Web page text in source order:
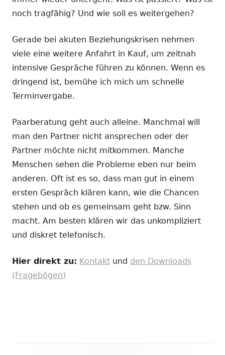
noch tragfähig? Und wie soll es weitergehen?
Gerade bei akuten Beziehungskrisen nehmen
viele eine weitere Anfahrt in Kauf, um zeitnah
intensive Gespräche führen zu können. Wenn es
dringend ist, bemühe ich mich um schnelle
Terminvergabe.
Paarberatung geht auch alleine. Manchmal will
man den Partner nicht ansprechen oder der
Partner möchte nicht mitkommen. Manche
Menschen sehen die Probleme eben nur beim
anderen. Oft ist es so, dass man gut in einem
ersten Gespräch klären kann, wie die Chancen
stehen und ob es gemeinsam geht bzw. Sinn
macht. Am besten klären wir das unkompliziert
und diskret telefonisch.
Hier direkt zu: Kontakt und den Downloads
(Fragebögen)